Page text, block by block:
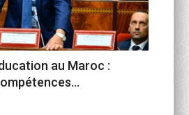
au Maroc :